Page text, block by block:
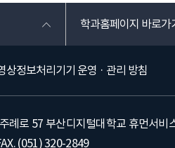
학과홈페이지 바로가
상정보처리기기 운영 · 관리 방침
례로 57 부산디지털대학교 휴먼서비
(051) 320-2849